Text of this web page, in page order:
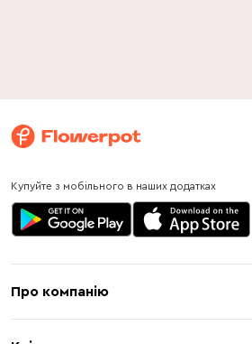
Купуйте з мобільного в наших додатках
Про компанію